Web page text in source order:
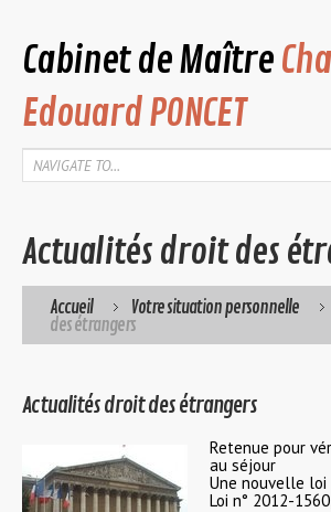
Cabinet de Maître
Edouard PONCET
Actualités droit des
Accueil
/
Votre situation personnelle
des étrangers
Actualités droit des étrangers
Retenue pour
au séjour
Une nouvelle loi
Loi n° 2012-